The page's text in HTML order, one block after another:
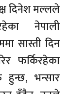
दिनेश मल्लले
नेपाली
सास्ती दिन
फर्किरहेका
हुन्छ, भन्सार